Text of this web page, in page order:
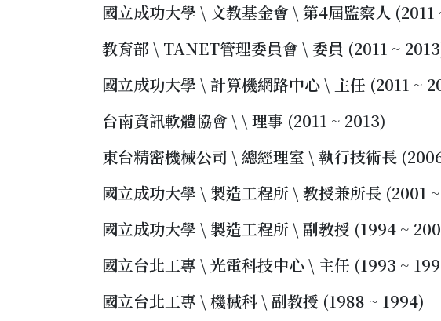
國立成功大學 \ 文教基金會 \ 第4屆監察人 (2011
教育部 \ TANET管理委員會 \ 委員 (2011 ~
國立成功大學 \ 計算機網路中心 \ 主任 (2011 ~
台南資訊軟體協會 \ \ 理事 (2011 ~ 2013)
東台精密機械公司 \ 總經理室 \ 執行技術長
國立成功大學 \ 製造工程所 \ 教授兼所長 (2001
國立成功大學 \ 製造工程所 \ 副教授 (1994 ~
國立台北工專 \ 光電科技中心 \ 主任 (1993 ~
國立台北工專 \ 機械科 \ 副教授 (1988 ~ 1994)